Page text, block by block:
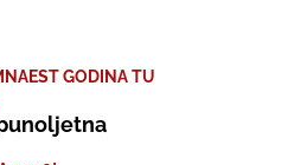
GODINA TU